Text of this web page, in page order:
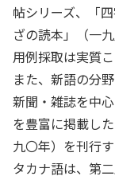
帖シリーズ、「
ざの読本」（一
用例採取は実質
また、新語の分
新聞・雑誌を中
を豊富に掲載し
九〇年）を刊行
タカナ語は、第